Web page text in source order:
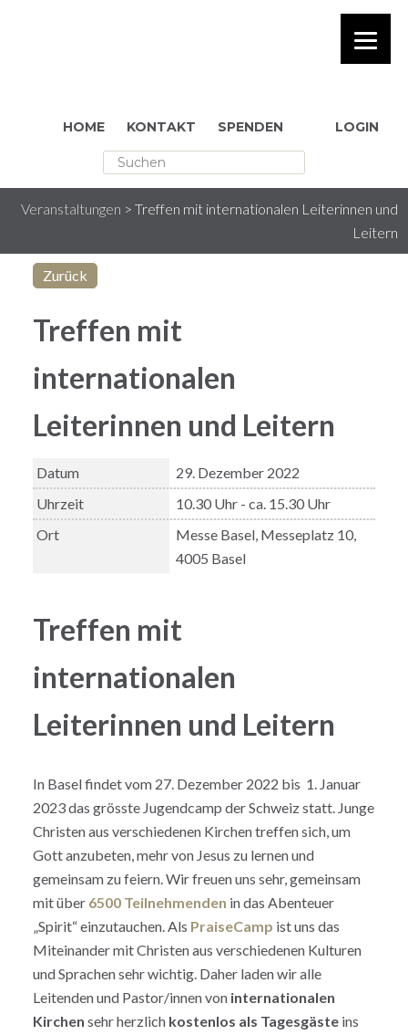
HOME LOGIN
KONTAKT SPENDEN
Veranstaltungen > Treffen mit internationalen Leiterinnen und
Leitern
Zurück
Treffen mit
internationalen
Leiterinnen und Leitern
Datum
29. Dezember 2022
Uhrzeit
10.30 Uhr - ca. 15.30 Uhr
Ort
Messe Basel, Messeplatz 10,
4005 Basel
Treffen mit
internationalen
Leiterinnen und Leitern
In Basel findet vom 27. Dezember 2022 bis 1. Januar
2023 das grösste Jugendcamp der Schweiz statt. Junge
Christen aus verschiedenen Kirchen treffen sich, um
Gott anzubeten, mehr von Jesus zu lernen und
gemeinsam zu feiern. Wir freuen uns sehr, gemeinsam
mit über 6500 Teilnehmenden in das Abenteuer
„Spirit“ einzutauchen. Als PraiseCamp ist uns das
Miteinander mit Christen aus verschiedenen Kulturen
und Sprachen sehr wichtig. Daher laden wir alle
Leitenden und Pastor/innen von internationalen
Kirchen sehr herzlich kostenlos als Tagesgäste ins